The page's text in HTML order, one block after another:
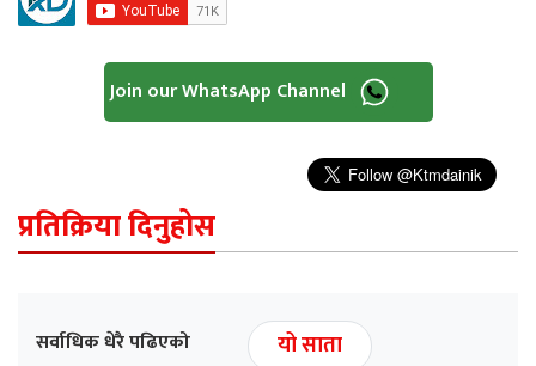
Join our WhatsApp Channel
प्रतिक्रिया दिनुहोस
सर्वाधिक धेरै पढिएको
यो साता